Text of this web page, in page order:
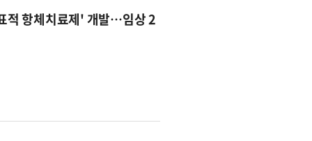
적 항체치료제' 개발…임상 2